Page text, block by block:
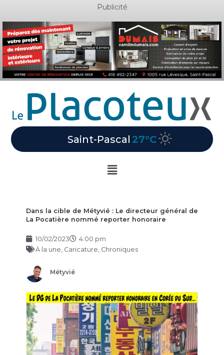
Publicité
Saint-Pascal 27°C
Main
Dans la cible de Métyvié : Le directeur général de
La Pocatière nommé reporter honoraire
10/02/2023
4:00 pm
À la une Caricature Chroniques
Métyvié